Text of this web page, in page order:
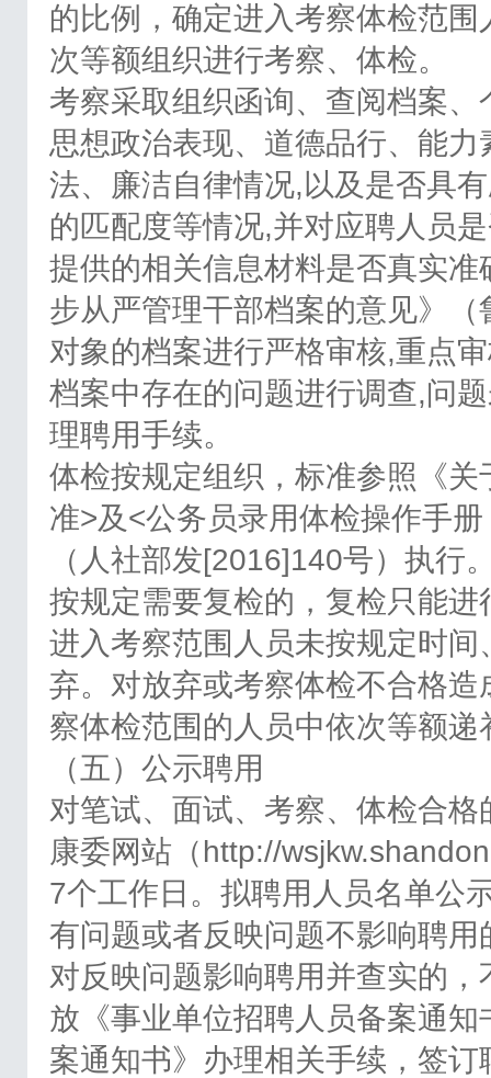
的比例，确定进入考察体检范
次等额组织进行考察、体检。
考察采取组织函询、查阅档案
思想政治表现、道德品行、能
法、廉洁自律情况,以及是否具
的匹配度等情况,并对应聘人员
提供的相关信息材料是否真实
步从严管理干部档案的意见》
对象的档案进行严格审核,重点
档案中存在的问题进行调查,问
理聘用手续。
体检按规定组织，标准参照《
准>及<公务员录用体检操作手
（人社部发[2016]140号）执行
按规定需要复检的，复检只能
进入考察范围人员未按规定时
弃。对放弃或考察体检不合格
察体检范围的人员中依次等额递
（五）公示聘用
对笔试、面试、考察、体检合
康委网站（http://
7个工作日。拟聘用人员名单公
有问题或者反映问题不影响聘
对反映问题影响聘用并查实的
放《事业单位招聘人员备案通
案通知书》办理相关手续，签